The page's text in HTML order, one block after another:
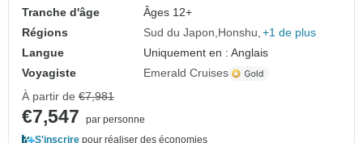
Tranche d'âge
Âges 12+
Régions
Sud du Japon Honshu +1 de plus
Langue
Uniquement en : Anglais
Voyagiste
Emerald Cruises
À partir de €7,981
€7,547
par personne
S'inscrire pour réaliser des économies